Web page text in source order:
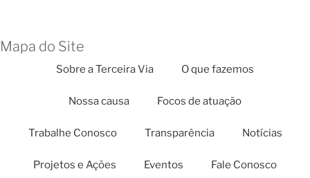
Mapa do Site
Sobre a Terceira Via O que fazemos
Nossa causa Focos de atuação
Trabalhe Conosco Transparência Notícias
Projetos e Ações Eventos Fale Conosco